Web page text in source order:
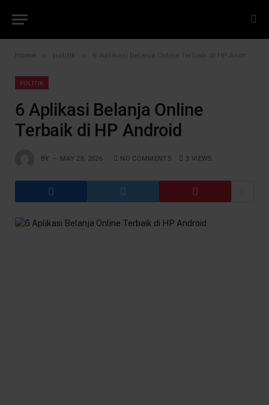
Home politik 6 Aplikasi Belanja Online Terbaik di HP Android
POLITIK
6 Aplikasi Belanja Online
Terbaik di HP Android
BY MAY 28, 2026 NO COMMENTS 3 VIEWS